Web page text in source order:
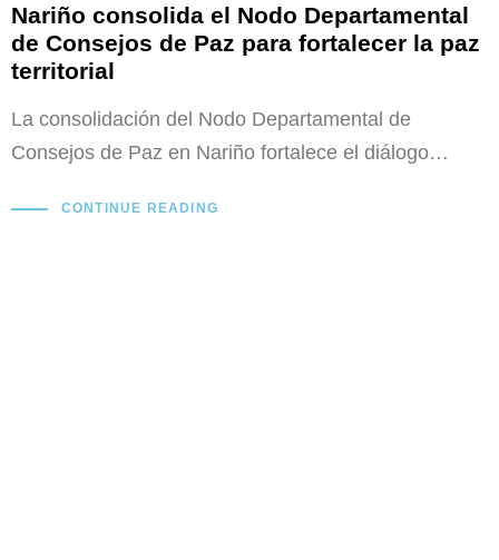
Nariño consolida el Nodo Departamental
de Consejos de Paz para fortalecer la paz
territorial
La consolidación del Nodo Departamental de
Consejos de Paz en Nariño fortalece el diálogo…
CONTINUE READING